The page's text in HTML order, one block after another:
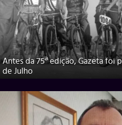
Antes da 75ª edição, Gazeta foi
de Julho